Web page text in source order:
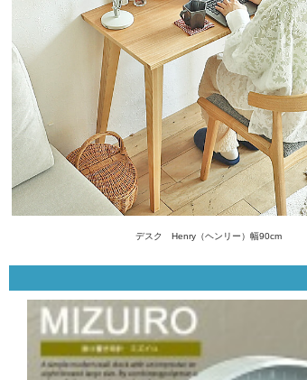
デスク Henry（ヘンリー）幅90cm